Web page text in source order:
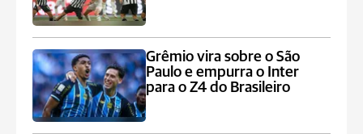
Grêmio vira sobre o São
Paulo e empurra o Inter
para o Z4 do Brasileiro